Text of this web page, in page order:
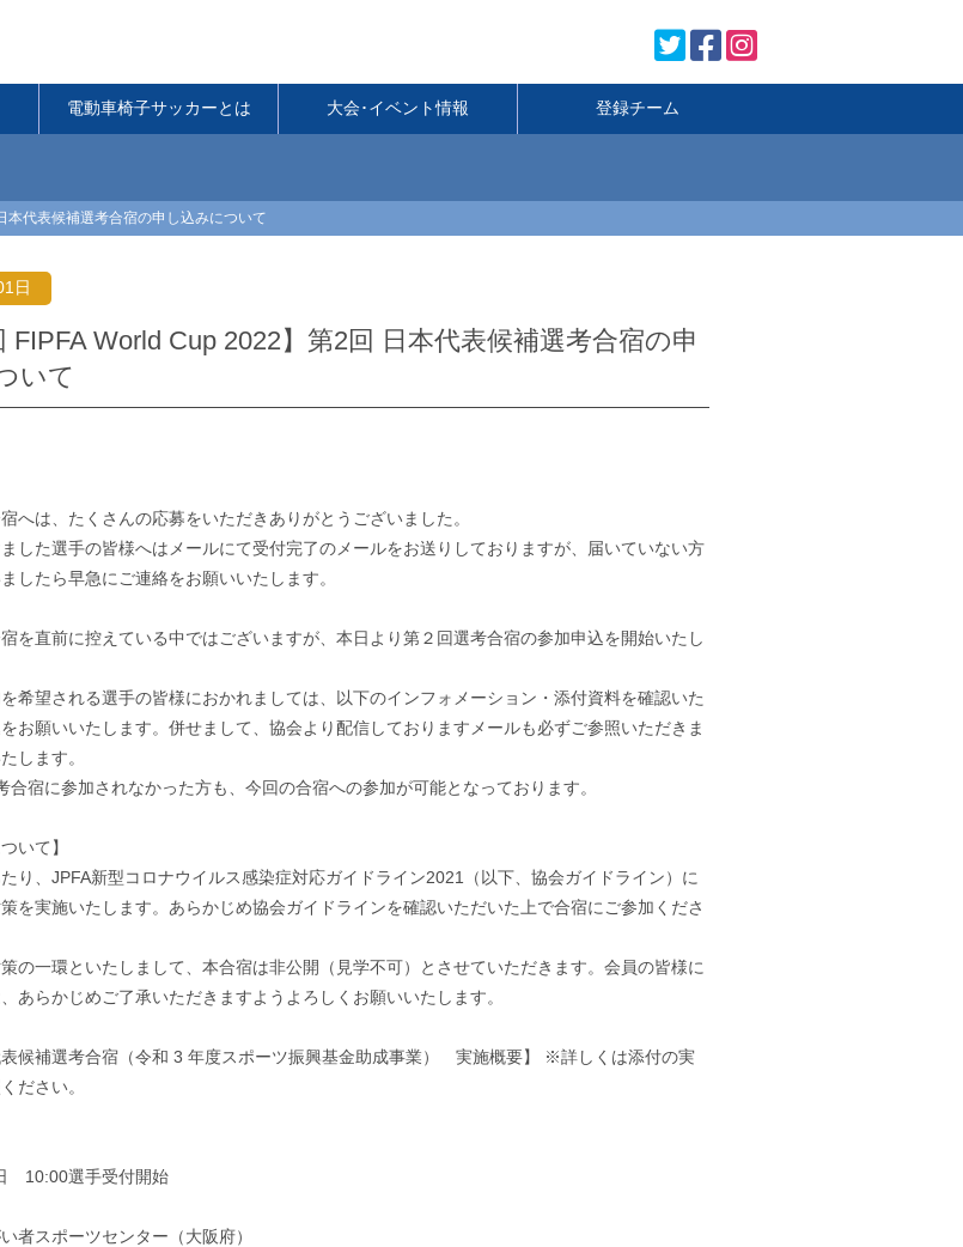
電動車椅子サッカーとは 大会･イベント情報 登録チーム
本代表候補選考合宿の申し込みについて
日
FIPFA World Cup 2022】第2回 日本代表候補選考合宿の申
いて
へは、たくさんの応募をいただきありがとうございました。
した選手の皆様へはメールにて受付完了のメールをお送りしておりますが、届いていない方
したら早急にご連絡をお願いいたします。
を直前に控えている中ではございますが、本日より第２回選考合宿の参加申込を開始いたし
希望される選手の皆様におかれましては、以下のインフォメーション・添付資料を確認いた
お願いいたします。併せまして、協会より配信しておりますメールも必ずご参照いただきま
します。
合宿に参加されなかった方も、今回の合宿への参加が可能となっております。
いて】
り、JPFA新型コロナウイルス感染症対応ガイドライン2021（以下、協会ガイドライン）に
を実施いたします。あらかじめ協会ガイドラインを確認いただいた上で合宿にご参加くださ
の一環といたしまして、本合宿は非公開（見学不可）とさせていただきます。会員の皆様に
あらかじめご了承いただきますようよろしくお願いいたします。
表候補選考合宿（令和 3 年度スポーツ振興基金助成事業） 実施概要】 ※詳しくは添付の実
ださい。
10:00選手受付開始
者スポーツセンター（大阪府）